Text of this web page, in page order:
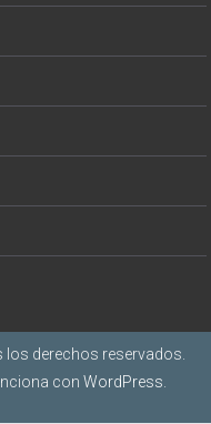
los derechos reservados.
con WordPress